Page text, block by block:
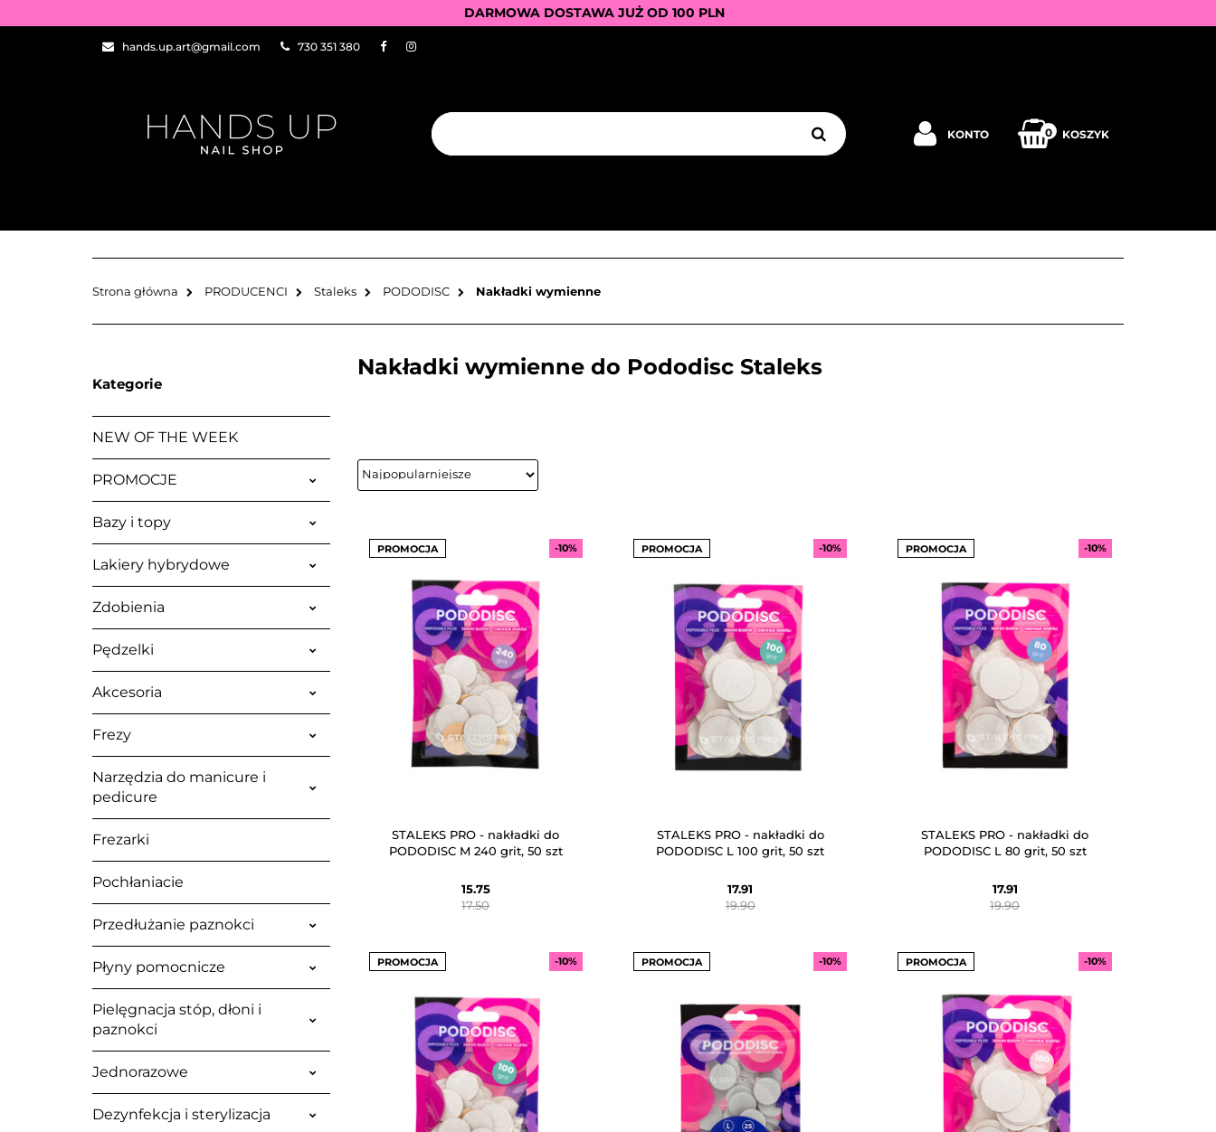
DARMOWA DOSTAWA JUŻ OD 100 PLN
hands.up.art@gmail.com 730 351 380
KONTO
Dodaj zgłoszenie
Zgody cookies
0 KOSZYK
WSZYSTKIE PRODUKTY BAZY I TOPY LAKIERY HYBRYDOWE
ZDOBIENIA PĘDZELKI FREZY AKCESORIA NOWOŚCI
Strona główna PRODUCENCI Staleks PODODISC Nakładki wymienne
Kategorie
NEW OF THE WEEK
PROMOCJE
Bazy i topy
Lakiery hybrydowe
Zdobienia
Pędzelki
Akcesoria
Frezy
Narzędzia do manicure i
pedicure
Frezarki
Pochłaniacie
Przedłużanie paznokci
Płyny pomocnicze
Pielęgnacja stóp, dłoni i
paznokci
Jednorazowe
Dezynfekcja i sterylizacja
Nakładki wymienne do Pododisc Staleks
PROMOCJA
STALEKS PRO - nakładki do
PODODISC M 240 grit, 50 szt
15.75
-10%
17.50
PROMOCJA
STALEKS PRO - nakładki do
PODODISC L 100 grit, 50 szt
17.91
-10%
19.90
PROMOCJA
STALEKS PRO - nakładki do
PODODISC L 80 grit, 50 szt
17.91
-10%
19.90
PROMOCJA -10% PROMOCJA -10% PROMOCJA -10%